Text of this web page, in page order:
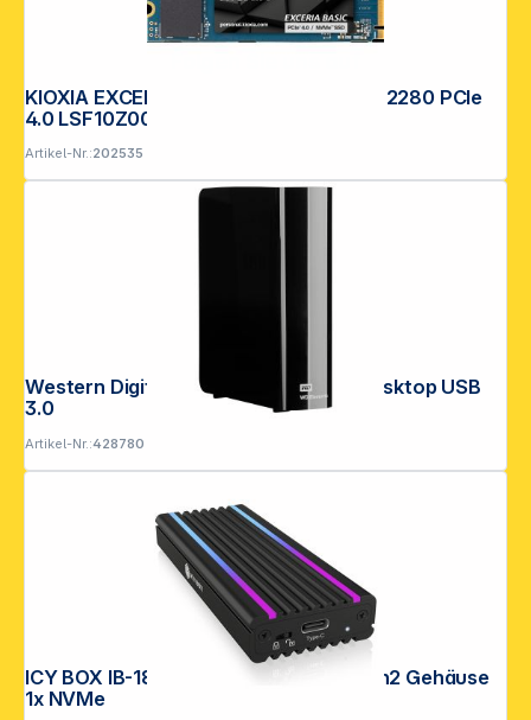
KIOXIA EXCERIA BASIC NVMe 2TB M.2 2280 PCIe
4.0 LSF10Z002TG8
Artikel-Nr.:202535
Western Digital WD Elements 10TB Desktop USB
3.0
Artikel-Nr.:428780
ICY BOX IB-1824ML-C31 USB-C 3.2 Gen2 Gehäuse
1x NVMe